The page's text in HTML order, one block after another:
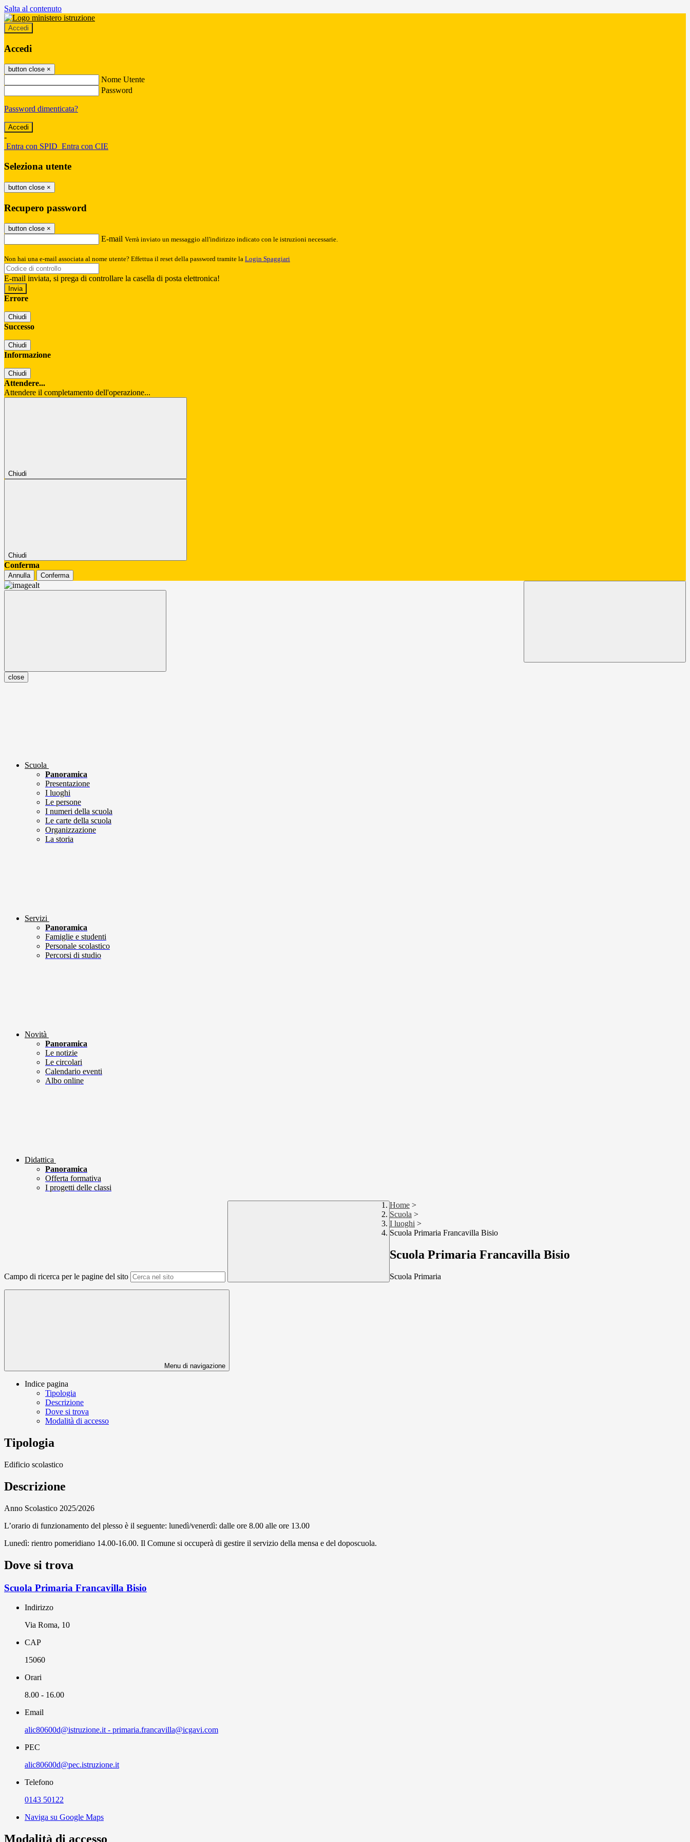
Salta al contenuto
Accedi
Accedi
button close ×
Nome Utente
Password
Password dimenticata?
-
Entra con SPID Entra con CIE
Seleziona utente
button close ×
Recupero password
button close ×
E-mail Verrà inviato un messaggio all'indirizzo indicato con le istruzioni necessarie.
Non hai una e-mail associata al nome utente? Effettua il reset della password tramite la Login Spaggiari
E-mail inviata, si prega di controllare la casella di posta elettronica!
Errore
Chiudi
Successo
Chiudi
Informazione
Chiudi
Attendere...
Attendere il completamento dell'operazione...
Chiudi
Chiudi
Conferma
Annulla Conferma
close
Scuola
Panoramica
Presentazione
I luoghi
Le persone
I numeri della scuola
Le carte della scuola
Organizzazione
La storia
Servizi
Panoramica
Famiglie e studenti
Personale scolastico
Percorsi di studio
Novità
Panoramica
Le notizie
Le circolari
Calendario eventi
Albo online
Didattica
Panoramica
Offerta formativa
I progetti delle classi
Campo di ricerca per le pagine del sito
Home >
Scuola >
I luoghi >
Scuola Primaria Francavilla Bisio
Scuola Primaria Francavilla Bisio
Scuola Primaria
Menu di navigazione
Indice pagina
Tipologia
Descrizione
Dove si trova
Modalità di accesso
Tipologia
Edificio scolastico
Descrizione
Anno Scolastico 2025/2026
L’orario di funzionamento del plesso è il seguente: lunedì/venerdì: dalle ore 8.00 alle ore 13.00
Lunedì: rientro pomeridiano 14.00-16.00. Il Comune si occuperà di gestire il servizio della mensa e del doposcuola.
Dove si trova
Scuola Primaria Francavilla Bisio
Indirizzo
Via Roma, 10
CAP
15060
Orari
8.00 - 16.00
Email
alic80600d@istruzione.it - primaria.francavilla@icgavi.com
PEC
alic80600d@pec.istruzione.it
Telefono
0143 50122
Naviga su Google Maps
Modalità di accesso